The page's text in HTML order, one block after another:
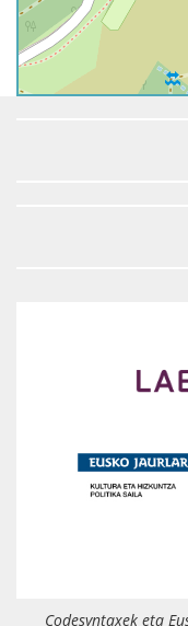
Codesyntaxek eta